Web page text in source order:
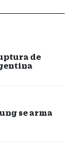
de
se arma